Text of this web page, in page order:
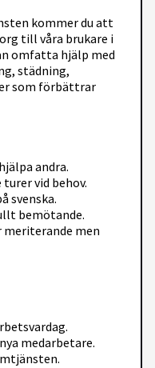
kommer du att
till våra brukare i
omfatta hjälp med
städning,
som förbättrar
andra.
vid behov.
svenska.
bemötande.
meriterande men
medarbetare.